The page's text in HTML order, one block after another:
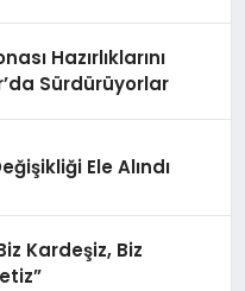
Hazırlıklarını
Sürdürüyorlar
Ele Alındı
Kardeşiz, Biz